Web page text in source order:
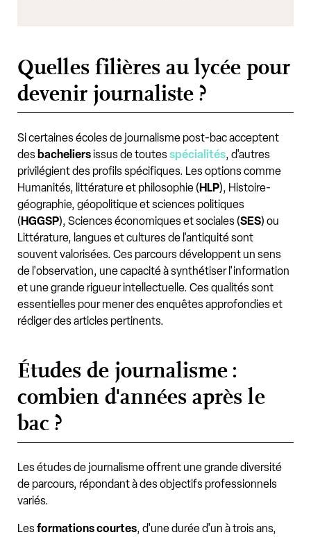
Quelles filières au lycée pour
devenir journaliste ?
Si certaines écoles de journalisme post-bac acceptent
des bacheliers issus de toutesspécialités, d'autres
privilégient des profils spécifiques. Les options comme
Humanités, littérature et philosophie (HLP), Histoire-
géographie, géopolitique et sciences politiques
(HGGSP), Sciences économiques et sociales (SES) ou
Littérature, langues et cultures de l'antiquité sont
souvent valorisées. Ces parcours développent un sens
de l'observation, une capacité à synthétiser l'information
et une grande rigueur intellectuelle. Ces qualités sont
essentielles pour mener des enquêtes approfondies et
rédiger des articles pertinents.
Études de journalisme :
combien d'années après le
bac ?
Les études de journalisme offrent une grande diversité
de parcours, répondant à des objectifs professionnels
variés.
Lesformations courtes, d'une durée d'un à trois ans,